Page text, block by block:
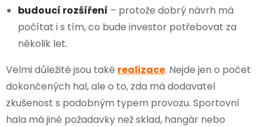
budoucí rozšíření – protože dobrý návrh má
počítat i s tím, co bude investor potřebovat za
několik let.
Velmi důležité jsou také realizace. Nejde jen o počet
dokončených hal, ale o to, zda má dodavatel
zkušenost s podobným typem provozu. Sportovní
hala má jiné požadavky než sklad, hangár nebo